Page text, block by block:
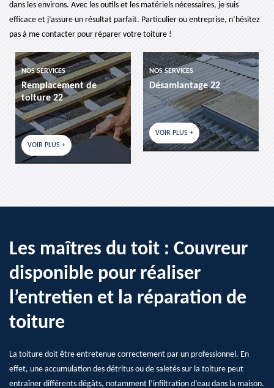
dans les environs. Avec les outils et les matériels nécessaires, je suis
efficace et j’assure un résultat parfait. Particulier ou entreprise, n’hésitez
pas à me contacter pour réparer votre toiture !
NOS SERVICES
Remplacement de
toiture 22
VOIR PLUS +
NOS SERVICES
Désamiantage 22
VOIR PLUS +
Les maîtres du toit : Couvreur
disponible pour réaliser
l’entretien et la réparation de
toiture
La toiture doit être entretenue correctement par un professionnel. En
effet, une accumulation des détritus ou de saletés sur la toiture peut
entraîner différents dégâts, notamment l’infiltration d’eau dans la maison.